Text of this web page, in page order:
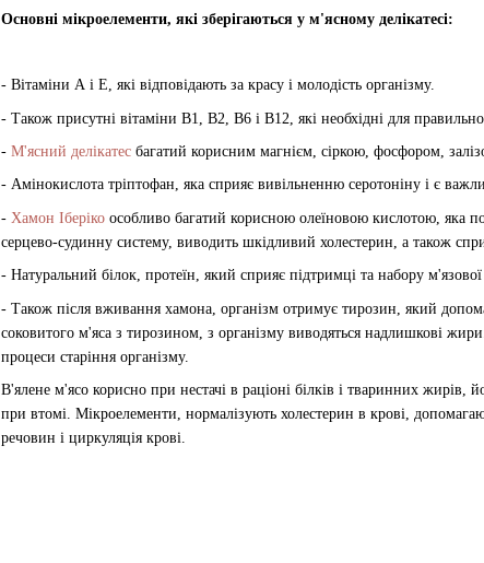
Основні мікроелементи, які зберігаються у м'ясному делікатесі:
- Вітаміни А і Е, які відповідають за красу і молодість організму.
- Також присутні вітаміни В1, В2, В6 і В12, які необхідні для
- М'ясний делікатес багатий корисним магнієм, сіркою, фосфором,
- Амінокислота тріптофан, яка сприяє вивільненню серотоніну і є
- Хамон Іберіко особливо багатий корисною олеїновою кислотою, яка
серцево-судинну систему, виводить шкідливий холестерин, а також
- Натуральний білок, протеїн, який сприяє підтримці та набору
- Також після вживання хамона, організм отримує тирозин, який
соковитого м'яса з тирозином, з організму виводяться надлишкові
процеси старіння організму.
В'ялене м'ясо корисно при нестачі в раціоні білків і тваринних жирів,
при втомі. Мікроелементи, нормалізують холестерин в крові,
речовин і циркуляція крові.